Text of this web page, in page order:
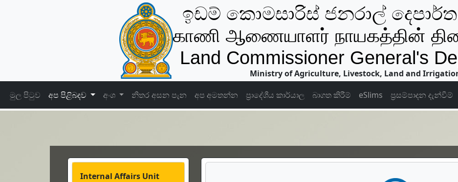
ඉඩම් කොමසාරිස් ජනරාල්
காணி ஆணையாளர் நாயகத்தின்
Land Commissioner General's
Ministry of Agriculture, Livestock, Land and
මුල පිටුව
අප පිළිබදව අංශ නිතර අසන පැන අප අමතන්න ප්‍රාදේශීය කාර්යාල බාගත කිරීම් eSlims ප්‍රසම්පාදන දැන්වීම්
Internal Affairs Unit